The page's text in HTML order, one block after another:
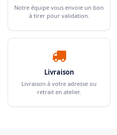
Notre équipe vous envoie un bon
à tirer pour validation.
Livraison
Livraison à votre adresse ou
retrait en atelier.